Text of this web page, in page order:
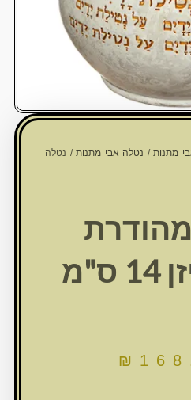
/נטלה אבי מתנות/ נטלה
₪